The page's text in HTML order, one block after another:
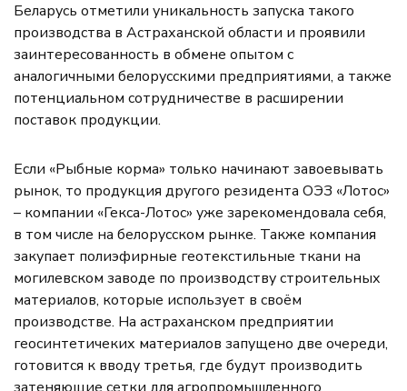
Беларусь отметили уникальность запуска такого
производства в Астраханской области и проявили
заинтересованность в обмене опытом с
аналогичными белорусскими предприятиями, а также
потенциальном сотрудничестве в расширении
поставок продукции.
Если «Рыбные корма» только начинают завоевывать
рынок, то продукция другого резидента ОЭЗ «Лотос»
– компании «Гекса-Лотос» уже зарекомендовала себя,
в том числе на белорусском рынке. Также компания
закупает полиэфирные геотекстильные ткани на
могилевском заводе по производству строительных
материалов, которые использует в своём
производстве. На астраханском предприятии
геосинтетичеких материалов запущено две очереди,
готовится к вводу третья, где будут производить